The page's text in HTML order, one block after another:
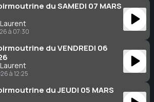
du SAMEDI 07 MARS
à 07:30
du VENDREDI 06
à 12:25
du JEUDI 05 MARS